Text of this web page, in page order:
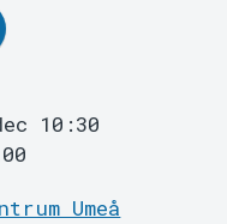
10:30
Umeå